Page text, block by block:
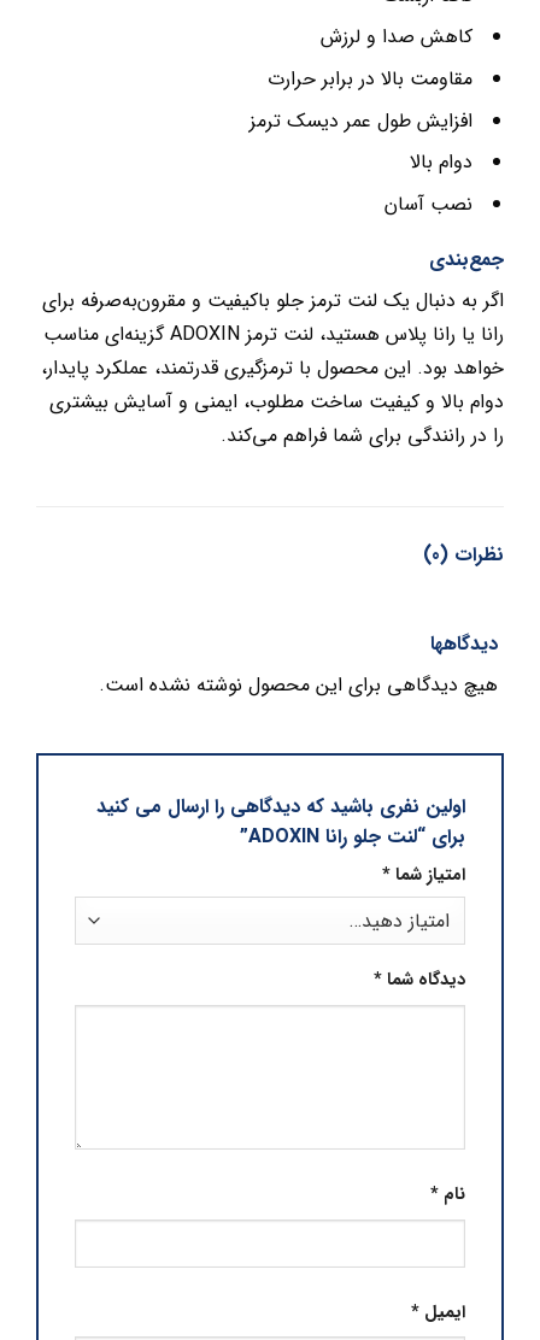
کاهش صدا و لرزش
مقاومت بالا در برابر حرارت
افزایش طول عمر دیسک ترمز
دوام بالا
نصب آسان
جمع‌بندی
اگر به دنبال یک لنت ترمز جلو باکیفیت و مقرون‌به‌صرفه برای
رانا یا رانا پلاس هستید، لنت ترمز ADOXIN گزینه‌ای مناسب
خواهد بود. این محصول با ترمزگیری قدرتمند، عملکرد پایدار،
دوام بالا و کیفیت ساخت مطلوب، ایمنی و آسایش بیشتری
را در رانندگی برای شما فراهم می‌کند.
نظرات (0)
دیدگاهها
هیچ دیدگاهی برای این محصول نوشته نشده است.
اولین نفری باشید که دیدگاهی را ارسال می کنید
برای “لنت جلو رانا ADOXIN”
امتیاز شما*
دیدگاه شما*
نام*
ایمیل*